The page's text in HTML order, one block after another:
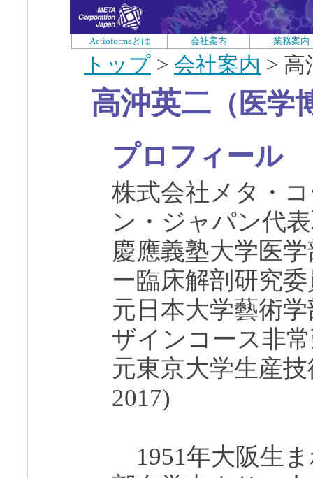
Actioformaとは 会社案内 業務案内
トップ > 会社案内 > 高
高沖英二 （医学
プロフィール
株式会社メタ・
ン・ジャパン代
慶應義塾大学医
ー臨床解剖研究
元日本大学藝術
ザインコース非
元東京大学生産
2017)
1951年大阪生